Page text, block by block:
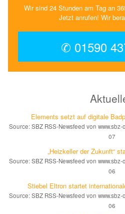
Wir sind 24 Stunden am Tag an
Jetzt anrufen! Wir
✆ 01590
Elements setzt auf di­gi­ta­le
Source: SBZ RSS-Newsfeed von
07
„Heizkeller der Zu­kunft“
Source: SBZ RSS-Newsfeed von
06
Stiebel Eltron startet
Source: SBZ RSS-Newsfeed von
06